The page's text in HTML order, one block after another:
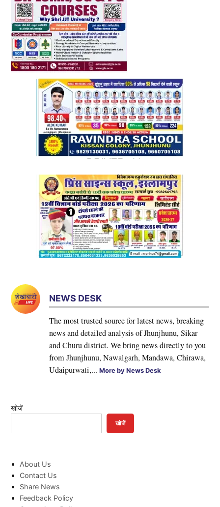
NEWS DESK
The most trusted source for latest news, breaking
news and detailed analysis of Jhunjhunu, Sikar
and Churu district. We bring news directly to you
from Jhunjhunu, Nawalgarh, Mandawa, Chirawa,
Udaipurwati,...More by News Desk
खोजें
खोजें
About Us
Contact Us
Share News
Feedback Policy